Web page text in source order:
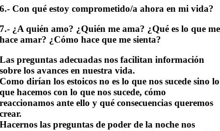
6.- Con qué estoy comprometido/a ahora en mi vida?
7.- ¿A quién amo? ¿Quién me ama? ¿Qué es lo que me
hace amar? ¿Cómo hace que me sienta?
Las preguntas adecuadas nos facilitan información
sobre los avances en nuestra vida.
Como dirían los estoicos no es lo que nos sucede sino lo
que hacemos con lo que nos sucede, cómo
reaccionamos ante ello y qué consecuencias queremos
crear.
Hacernoslas preguntas de poder de la noche nos